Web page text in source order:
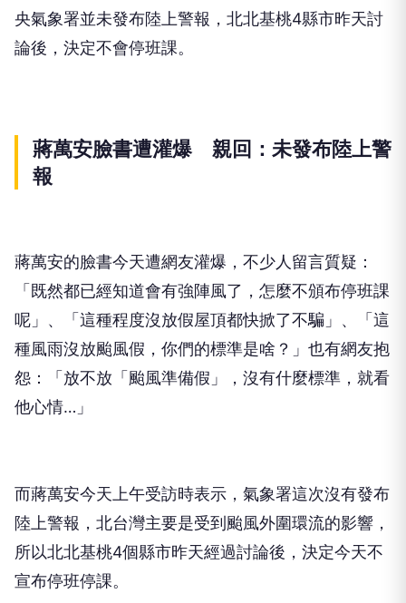
央氣象署並未發布陸上警報，北北基桃4縣市昨天討
論後，決定不會停班課。
蔣萬安臉書遭灌爆 親回：未發布陸上警
報
蔣萬安的臉書今天遭網友灌爆，不少人留言質疑：
「既然都已經知道會有強陣風了，怎麼不頒布停班課
呢」、「這種程度沒放假屋頂都快掀了不騙」、「這
種風雨沒放颱風假，你們的標準是啥？」也有網友抱
怨：「放不放「颱風準備假」，沒有什麼標準，就看
他心情…」
而蔣萬安今天上午受訪時表示，氣象署這次沒有發布
陸上警報，北台灣主要是受到颱風外圍環流的影響，
所以北北基桃4個縣市昨天經過討論後，決定今天不
宣布停班停課。